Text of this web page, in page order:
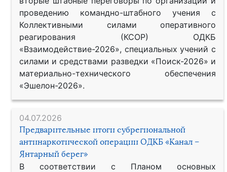
проведению командно-штабного учения с
Коллективными силами оперативного
реагирования (КСОР) ОДКБ
«Взаимодействие-2026», специальных учений с
силами и средствами разведки «Поиск-2026» и
материально-технического обеспечения
«Эшелон-2026».
04.07.2026
Предварительные итоги субрегиональной
антинаркотической операции ОДКБ «Канал –
Янтарный берег»
В соответствии с Планом основных